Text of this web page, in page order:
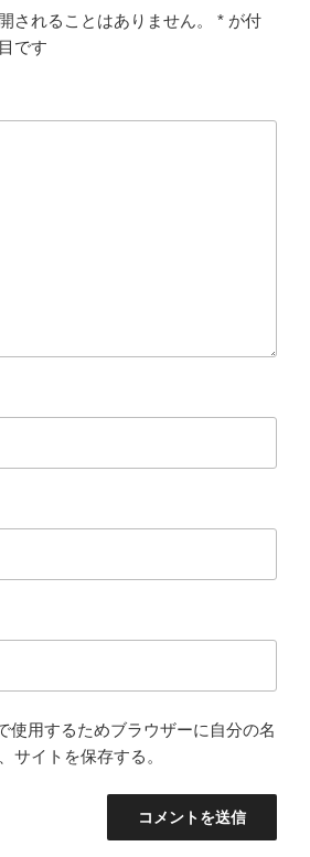
されることはありません。 * が付
です
使用するためブラウザーに自分の名
サイトを保存する。